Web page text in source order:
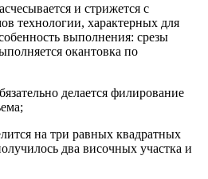
и стрижется с
технологии, характерных для
выполнения: срезы
окантовка по
делается филирование
на три равных квадратных
два височных участка и